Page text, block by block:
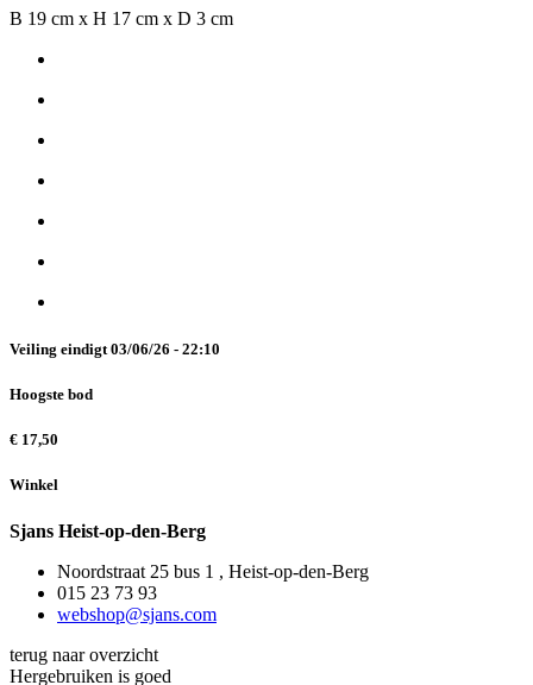
B 19 cm x H 17 cm x D 3 cm
Veiling eindigt 03/06/26 - 22:10
Hoogste bod
€ 17,50
Winkel
Sjans Heist-op-den-Berg
Noordstraat 25 bus 1 , Heist-op-den-Berg
015 23 73 93
webshop@sjans.com
terug naar overzicht
Hergebruiken is goed